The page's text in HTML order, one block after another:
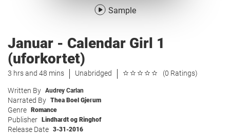
Sample
Januar - Calendar Girl 1
(uforkortet)
3 hrs and 48 mins Unabridged (0 Ratings)
Written By Audrey Carlan
Narrated By Thea Boel Gjerum
Genre Romance
Publisher Lindhardt og Ringhof
Release Date 3-31-2016